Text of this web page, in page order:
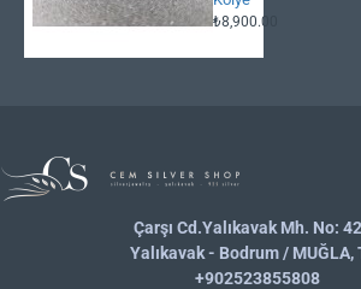
₺8,900.00
Çarşı Cd.Yalıkavak Mh. No:
Yalıkavak - Bodrum / MUĞLA,
+902523855808